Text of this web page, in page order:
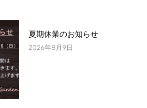
夏期休業のお知らせ
2026年8月9日